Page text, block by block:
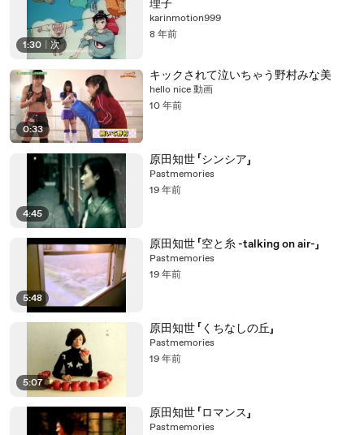
1:30 次
理子
karinmotion999
8 年前
0:33
キックされて泣いちゃう野村みな美
hello nice 動画
10 年前
4:45
原田知世 「シンシア」
Pastmemories
19 年前
5:48
原田知世 「空と糸 -talking on air-」
Pastmemories
19 年前
5:07
原田知世 「くちなしの丘」
Pastmemories
19 年前
原田知世 「ロマンス」
Pastmemories